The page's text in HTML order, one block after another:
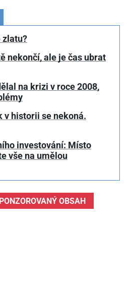
zlatu?
nekončí, ale je čas ubrat
na krizi v roce 2008,
v historii se nekoná.
investování: Místo
vše na umělou
OBSAH